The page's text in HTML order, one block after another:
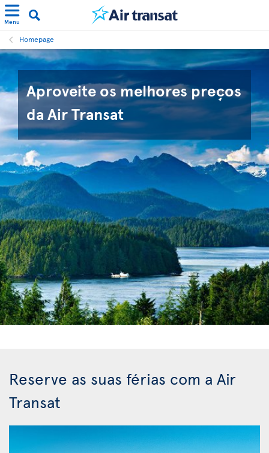
Menu
Homepage
Aproveite os melhores preços
da Air Transat
Reserve as suas férias com a Air
Transat